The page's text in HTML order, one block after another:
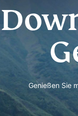
scale.
Genießen Sie